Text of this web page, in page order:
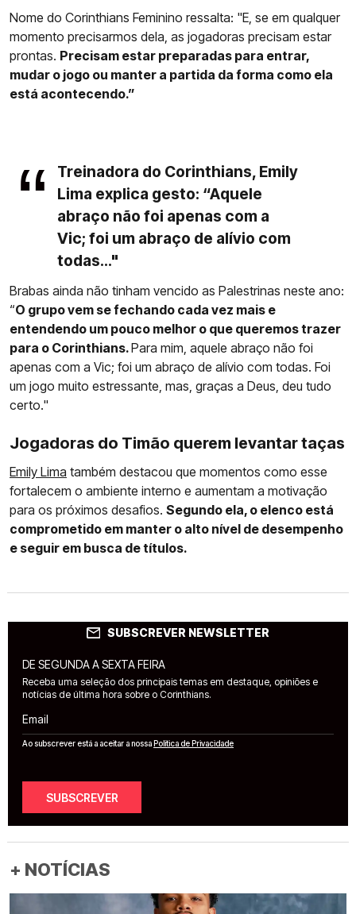
Nome do Corinthians Feminino ressalta: "E, se em qualquer
momento precisarmos dela, as jogadoras precisam estar
prontas. Precisam estar preparadas para entrar,
mudar o jogo ou manter a partida da forma como ela
está acontecendo.”
Treinadora do Corinthians, Emily
Lima explica gesto: “Aquele
abraço não foi apenas com a
Vic; foi um abraço de alívio com
todas..."
Brabas ainda não tinham vencido as Palestrinas neste ano:
“O grupo vem se fechando cada vez mais e
entendendo um pouco melhor o que queremos trazer
para o Corinthians.Para mim, aquele abraço não foi
apenas com a Vic; foi um abraço de alívio com todas. Foi
um jogo muito estressante, mas, graças a Deus, deu tudo
certo."
Jogadoras do Timão querem levantar taças
Emily Lima também destacou que momentos como esse
fortalecem o ambiente interno e aumentam a motivação
para os próximos desafios. Segundo ela, o elenco está
comprometido em manter o alto nível de desempenho
e seguir em busca de títulos.
SUBSCREVER NEWSLETTER
DE SEGUNDA A SEXTA FEIRA
Receba uma seleção dos principais temas em destaque, opiniões e
notícias de última hora sobre o Corinthians.
Email
Ao subscrever está a aceitar a nossa Política de Privacidade
SUBSCREVER
+ NOTÍCIAS